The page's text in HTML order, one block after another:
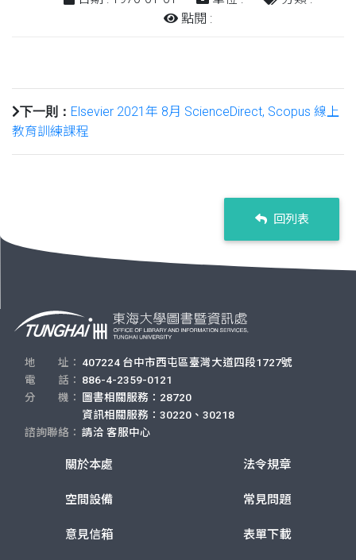
點閱 :
下一則： Elsevier 2021年 8月 ScienceDirect, Scopus 線上
教育訓練課程
回列表
地 址： 407224 台中市西屯區臺灣大道四段1727號
電 話： 886-4-2359-0121
分 機：
圖書相關服務：28720
資訊相關服務：30220、30218
諮詢聯絡： 請洽 客服中心
關於本處
空間設備
意見信箱
法令規章
常見問題
表單下載